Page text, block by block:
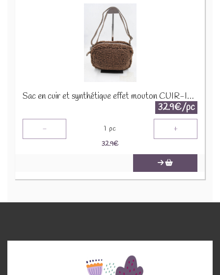
Sac en cuir et synthétique effet mouton CUIR-IT-939 Marron foncé
32.9€/pc
- 1 pc +
32.9€